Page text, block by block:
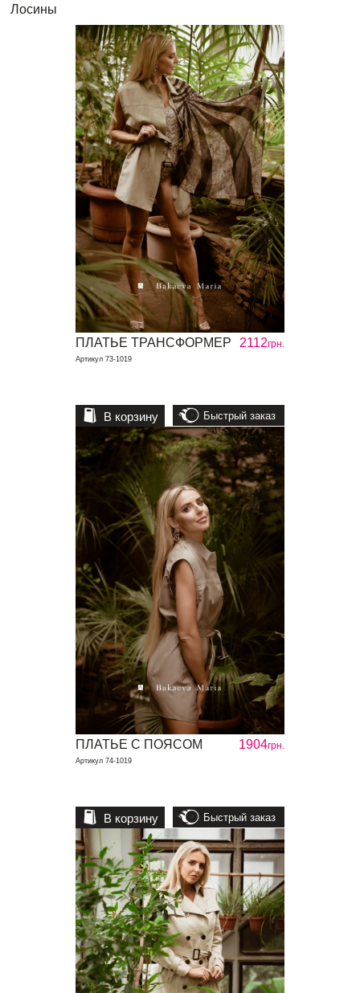
Лосины
2112грн.
ПЛАТЬЕ ТРАНСФОРМЕР
Артикул 73-1019
В корзину Быстрый заказ
1904грн.
ПЛАТЬЕ С ПОЯСОМ
Артикул 74-1019
В корзину Быстрый заказ